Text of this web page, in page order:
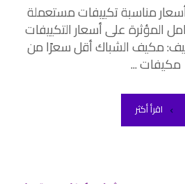
مناسبة تكييفات مستعملة
المؤثرة على أسعار التكييفات
مكيف الشباك أقل سعرًا من
مكيفات ...
اقرأ أكثر